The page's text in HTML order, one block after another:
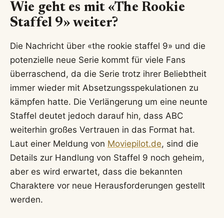
Wie geht es mit «The Rookie
Staffel 9» weiter?
Die Nachricht über «the rookie staffel 9» und die
potenzielle neue Serie kommt für viele Fans
überraschend, da die Serie trotz ihrer Beliebtheit
immer wieder mit Absetzungsspekulationen zu
kämpfen hatte. Die Verlängerung um eine neunte
Staffel deutet jedoch darauf hin, dass ABC
weiterhin großes Vertrauen in das Format hat.
Laut einer Meldung von Moviepilot.de, sind die
Details zur Handlung von Staffel 9 noch geheim,
aber es wird erwartet, dass die bekannten
Charaktere vor neue Herausforderungen gestellt
werden.